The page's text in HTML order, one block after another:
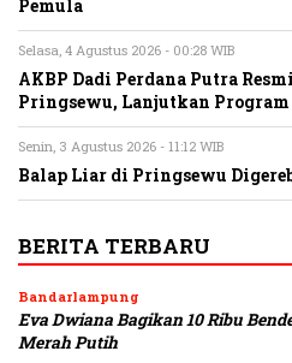
Pemula
Selasa, 4 Agustus 2026 - 00:28 WIB
AKBP Dadi Perdana Putra
Pringsewu, Lanjutkan
Senin, 3 Agustus 2026 - 11:12 WIB
Balap Liar di Pringsewu
BERITA TERBARU
Bandarlampung
Eva Dwiana Bagikan 10 Ribu
Merah Putih